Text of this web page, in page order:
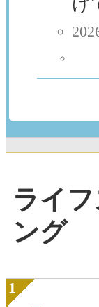
ライ
ング